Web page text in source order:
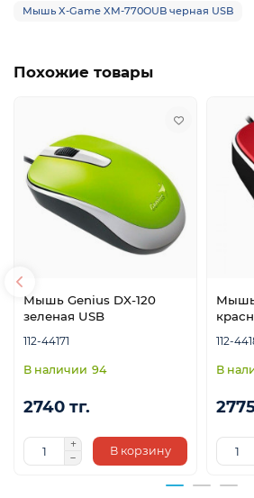
Мышь X-Game XM-770OUB черная USB
Похожие товары
Мышь Genius DX-120
зеленая USB
112-44171
94
2740 тг.
В корзину
Мышь
112-